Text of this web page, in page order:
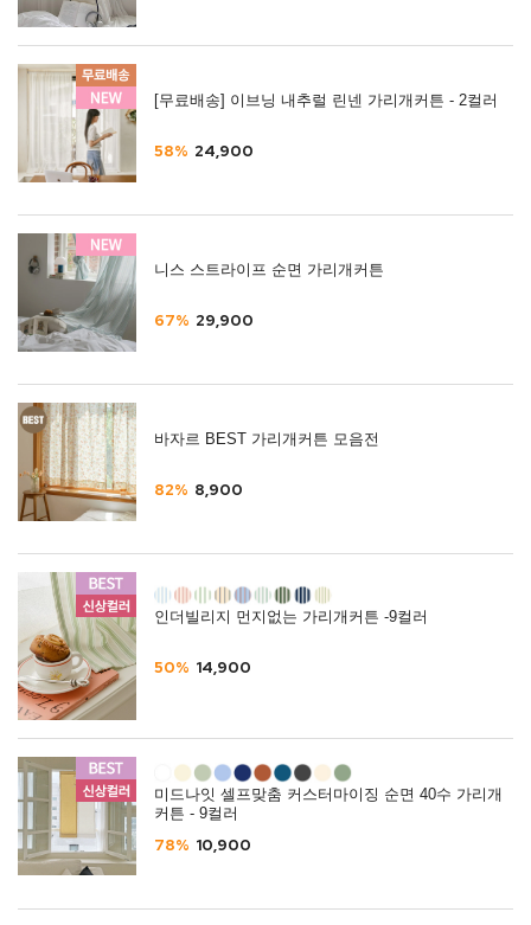
[무료배송] 이브닝 내추럴 린넨 가리개커튼 - 2컬러
58% 24,900
니스 스트라이프 순면 가리개커튼
67% 29,900
바자르 BEST 가리개커튼 모음전
82% 8,900
인더빌리지 먼지없는 가리개커튼 -9컬러
50% 14,900
미드나잇 셀프맞춤 커스터마이징 순면 40수 가리개
커튼 - 9컬러
78% 10,900